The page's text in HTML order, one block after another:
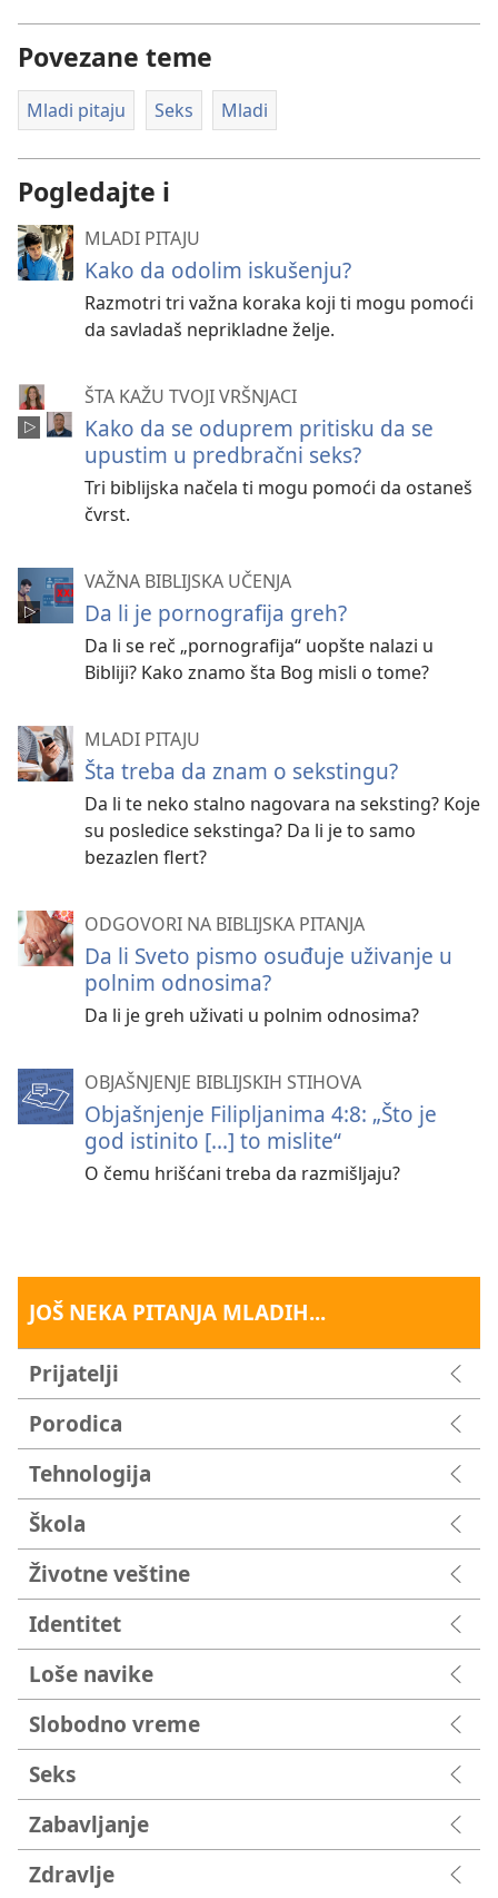
Povezane teme
Mladi pitaju Seks Mladi
Pogledajte i
MLADI PITAJU
Kako da odolim iskušenju?
Razmotri tri važna koraka koji ti mogu pomoći
da savladaš neprikladne želje.
ŠTA KAŽU TVOJI VRŠNJACI
Kako da se oduprem pritisku da se
upustim u predbračni seks?
Tri biblijska načela ti mogu pomoći da ostaneš
čvrst.
VAŽNA BIBLIJSKA UČENJA
Da li je pornografija greh?
Da li se reč „pornografija“ uopšte nalazi u
Bibliji? Kako znamo šta Bog misli o tome?
MLADI PITAJU
Šta treba da znam o sekstingu?
Da li te neko stalno nagovara na seksting? Koje
su posledice sekstinga? Da li je to samo
bezazlen flert?
ODGOVORI NA BIBLIJSKA PITANJA
Da li Sveto pismo osuđuje uživanje u
polnim odnosima?
Da li je greh uživati u polnim odnosima?
OBJAŠNJENJE BIBLIJSKIH STIHOVA
Objašnjenje Filipljanima 4:8: „Što je
god istinito [...] to mislite“
O čemu hrišćani treba da razmišljaju?
JOŠ NEKA PITANJA MLADIH...
Prijatelji
Porodica
Tehnologija
Škola
Životne veštine
Identitet
Loše navike
Slobodno vreme
Seks
Zabavljanje
Zdravlje